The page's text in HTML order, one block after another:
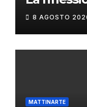
8 AGOSTO
MATTINARTE